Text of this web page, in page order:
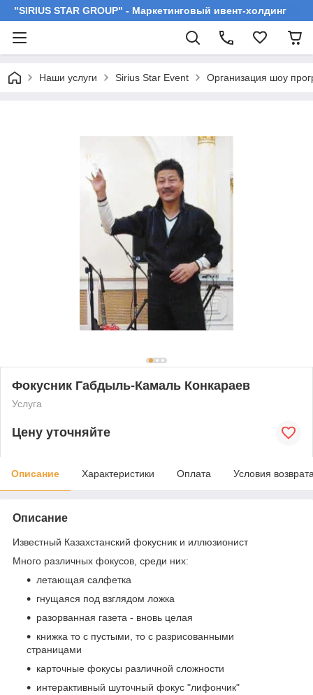
"SIRIUS STAR GROUP" - Маркетинговый ивент-холдинг
Наши услуги Sirius Star Event Организация шоу
Фокусник Габдыль-Камаль Конкараев
Услуга
Цену уточняйте
Описание Характеристики Оплата Условия
Описание
Известный Казахстанский фокусник и иллюзионист
Много различных фокусов, среди них:
летающая салфетка
гнущаяся под взглядом ложка
разорванная газета - вновь целая
книжка то с пустыми, то с разрисованными
страницами
карточные фокусы различной сложности
интерактивный шуточный фокус "лифончик"